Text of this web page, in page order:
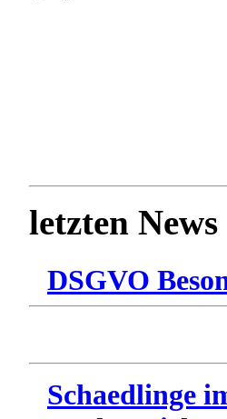
letzten News
DSGVO
Schaedlinge